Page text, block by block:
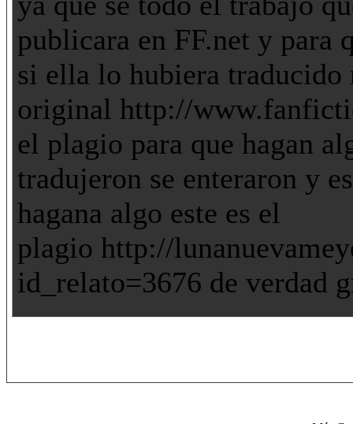
publicara en FF.net y para
si ella lo hubiera traducido
original http://
el plagio para que hagan
tradujeron se enteraron y
hagana algo este es el
plagio http://
id_relato=3676 de verdad